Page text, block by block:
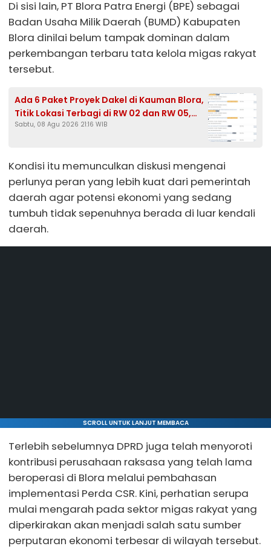
Di sisi lain, PT Blora Patra Energi (BPE) sebagai
Badan Usaha Milik Daerah (BUMD) Kabupaten
Blora dinilai belum tampak dominan dalam
perkembangan terbaru tata kelola migas rakyat
tersebut.
Ada 6 Paket Proyek Dakel di Kauman Blora,
Titik Lokasi Terbagi di RW 02 dan RW 05,
HPS Tembus Rp465,3 Juta
Sabtu, 08 Agu 2026 21:16 WIB
Kondisi itu memunculkan diskusi mengenai
perlunya peran yang lebih kuat dari pemerintah
daerah agar potensi ekonomi yang sedang
tumbuh tidak sepenuhnya berada di luar kendali
daerah.
SCROLL UNTUK LANJUT MEMBACA
Terlebih sebelumnya DPRD juga telah menyoroti
kontribusi perusahaan raksasa yang telah lama
beroperasi di Blora melalui pembahasan
implementasi Perda CSR. Kini, perhatian serupa
mulai mengarah pada sektor migas rakyat yang
diperkirakan akan menjadi salah satu sumber
perputaran ekonomi terbesar di wilayah tersebut.